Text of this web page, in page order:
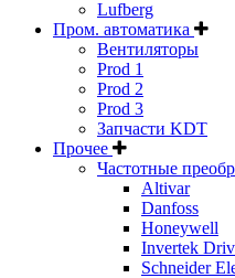
Lufberg
Пром. автоматика
Вентиляторы
Prod 1
Prod 2
Prod 3
Запчасти KDT
Прочее
Частотные
Altivar
Danfoss
Honeywell
Invertek
Schneider